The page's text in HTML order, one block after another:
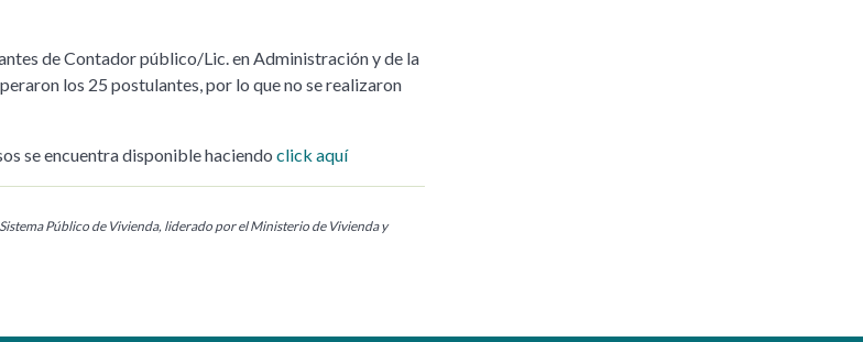
de Contador público/Lic. en Administración y de la
los 25 postulantes, por lo que no se realizaron
se encuentra disponible haciendo click aquí
Público de Vivienda, liderado por el Ministerio de Vivienda y